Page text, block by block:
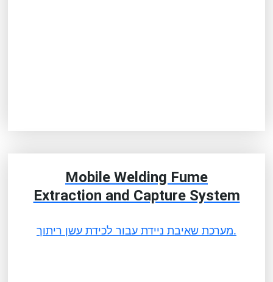
Mobile Welding Fume
Extraction and Capture System
מערכת שאיבת ניידת עבור לכידת עשן ריתוך.